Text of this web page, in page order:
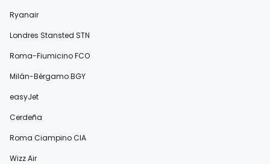
Ryanair
Londres Stansted STN
Roma-Fiumicino FCO
Milán-Bérgamo BGY
easyJet
Cerdeña
Roma Ciampino CIA
Wizz Air